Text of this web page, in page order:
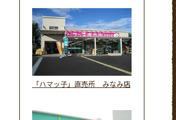
「ハマッ子」直売所 みなみ店